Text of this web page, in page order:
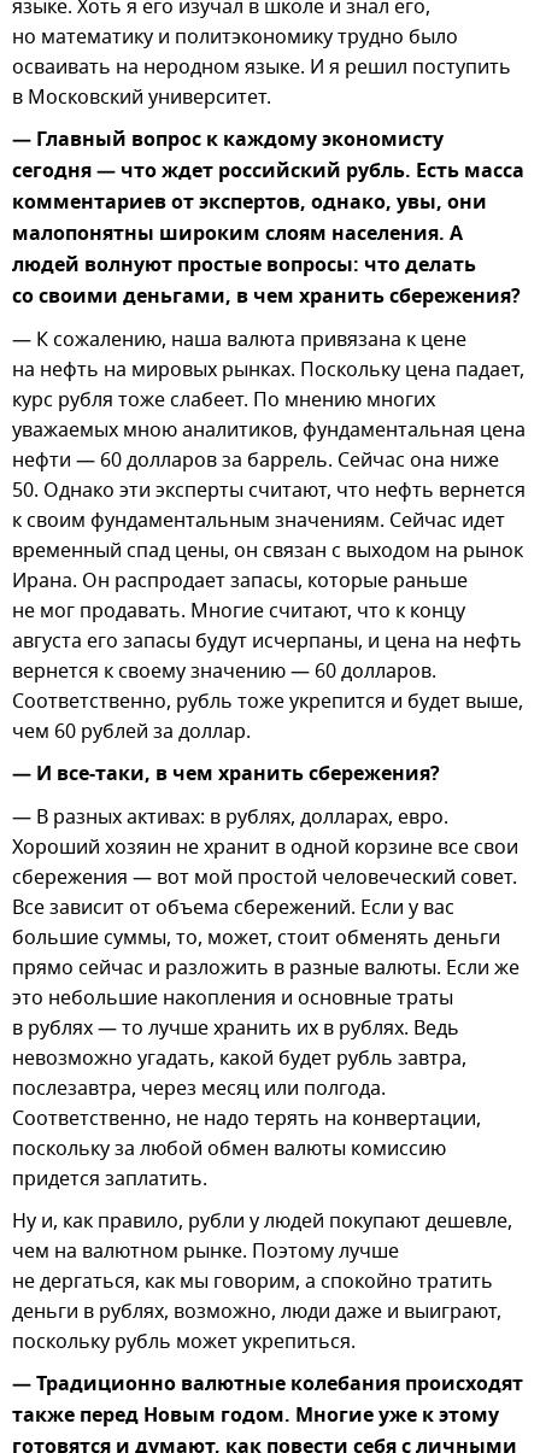
языке. Хоть я его изучал в школе и знал его,
но математику и политэкономику трудно было
осваивать на неродном языке. И я решил поступить
в Московский университет.
— Главный вопрос к каждому экономисту
сегодня — что ждет российский рубль. Есть масса
комментариев от экспертов, однако, увы, они
малопонятны широким слоям населения. А
людей волнуют простые вопросы: что делать
со своими деньгами, в чем хранить сбережения?
— К сожалению, наша валюта привязана к цене
на нефть на мировых рынках. Поскольку цена падает,
курс рубля тоже слабеет. По мнению многих
уважаемых мною аналитиков, фундаментальная цена
нефти — 60 долларов за баррель. Сейчас она ниже
50. Однако эти эксперты считают, что нефть вернется
к своим фундаментальным значениям. Сейчас идет
временный спад цены, он связан с выходом на рынок
Ирана. Он распродает запасы, которые раньше
не мог продавать. Многие считают, что к концу
августа его запасы будут исчерпаны, и цена на нефть
вернется к своему значению — 60 долларов.
Соответственно, рубль тоже укрепится и будет выше,
чем 60 рублей за доллар.
— И все-таки, в чем хранить сбережения?
— В разных активах: в рублях, долларах, евро.
Хороший хозяин не хранит в одной корзине все свои
сбережения — вот мой простой человеческий совет.
Все зависит от объема сбережений. Если у вас
большие суммы, то, может, стоит обменять деньги
прямо сейчас и разложить в разные валюты. Если же
это небольшие накопления и основные траты
в рублях — то лучше хранить их в рублях. Ведь
невозможно угадать, какой будет рубль завтра,
послезавтра, через месяц или полгода.
Соответственно, не надо терять на конвертации,
поскольку за любой обмен валюты комиссию
придется заплатить.
Ну и, как правило, рубли у людей покупают дешевле,
чем на валютном рынке. Поэтому лучше
не дергаться, как мы говорим, а спокойно тратить
деньги в рублях, возможно, люди даже и выиграют,
поскольку рубль может укрепиться.
— Традиционно валютные колебания происходят
также перед Новым годом. Многие уже к этому